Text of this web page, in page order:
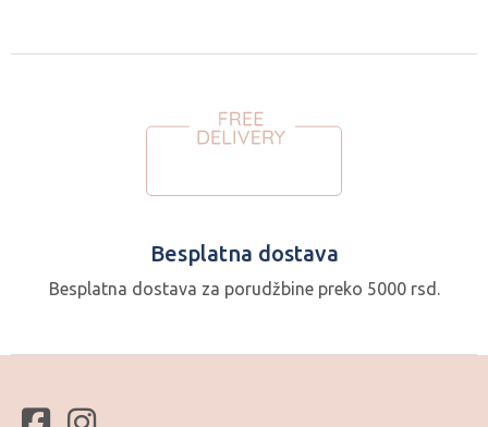
Besplatna dostava
Besplatna dostava za porudžbine preko 5000 rsd.